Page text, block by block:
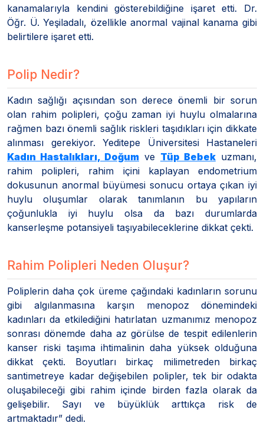
kanamalarıyla kendini gösterebildiğine işaret etti. Dr.
Öğr. Ü. Yeşiladalı, özellikle anormal vajinal kanama gibi
belirtilere işaret etti.
Polip Nedir?
Kadın sağlığı açısından son derece önemli bir sorun
olan rahim polipleri, çoğu zaman iyi huylu olmalarına
rağmen bazı önemli sağlık riskleri taşıdıkları için dikkate
alınması gerekiyor. Yeditepe Üniversitesi Hastaneleri
Kadın Hastalıkları, Doğum ve Tüp Bebek uzmanı,
rahim polipleri, rahim içini kaplayan endometrium
dokusunun anormal büyümesi sonucu ortaya çıkan iyi
huylu oluşumlar olarak tanımlanın bu yapıların
çoğunlukla iyi huylu olsa da bazı durumlarda
kanserleşme potansiyeli taşıyabileceklerine dikkat çekti.
Rahim Polipleri Neden Oluşur?
Poliplerin daha çok üreme çağındaki kadınların sorunu
gibi algılanmasına karşın menopoz dönemindeki
kadınları da etkilediğini hatırlatan uzmanımız menopoz
sonrası dönemde daha az görülse de tespit edilenlerin
kanser riski taşıma ihtimalinin daha yüksek olduğuna
dikkat çekti. Boyutları birkaç milimetreden birkaç
santimetreye kadar değişebilen polipler, tek bir odakta
oluşabileceği gibi rahim içinde birden fazla olarak da
gelişebilir. Sayı ve büyüklük arttıkça risk de
artmaktadır” dedi.